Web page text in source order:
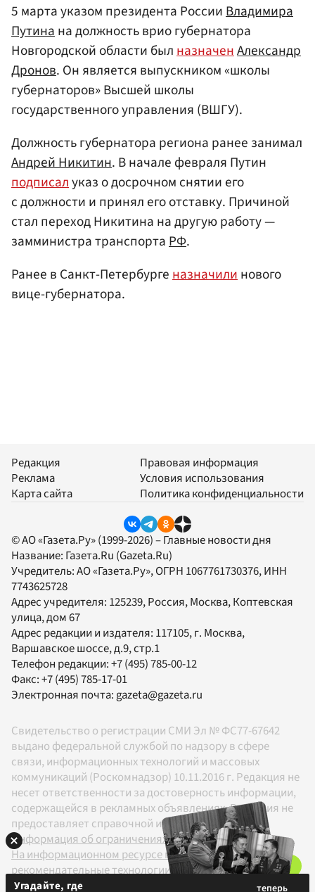
5 марта указом президента РоссииВладимира
Путинана должность врио губернатора
Новгородской области былназначенАлександр
Дронов. Он является выпускником «школы
губернаторов» Высшей школы
государственного управления (ВШГУ).
Должность губернатора региона ранее занимал
Андрей Никитин. В начале февраля Путин
подписалуказ о досрочном снятии его
с должности и принял его отставку. Причиной
стал переход Никитина на другую работу —
замминистра транспортаРФ.
Ранее в Санкт-Петербургеназначилинового
вице-губернатора.
Редакция
Реклама
Карта сайта
Правовая информация
Условия использования
Политика конфиденциальности
© АО «Газета.Ру» (1999-2026) – Главные новости дня
Название: Газета.Ru (Gazeta.Ru)
Учредитель:АО «Газета.Ру», ОГРН 1067761730376, ИНН
7743625728
Адрес учредителя: 125239, Россия, Москва, Коптевская
улица, дом 67
Адрес редакции и издателя: 117105, г. Москва,
Варшавское шоссе, д.9, стр.1
Телефон редакции:+7 (495) 785-00-12
Факс:+7 (495) 785-17-01
Электронная почта: gazeta@gazeta.ru
Свидетельство о регистрации СМИ Эл № ФС77-67642
выдано федеральной службой по надзору в сфере
связи, информационных технологий и массовых
коммуникаций (Роскомнадзор) 10.11.2016 г. Редакция не
несет ответственности за достоверность информации,
содержащейся в рекламных объявлениях. Редакция не
предоставляет справочной информации.
Информация об ограничениях
На информационном ресурсе применяются
рекомендательные технологии в соответствии с
Правилами
Угадайте, где